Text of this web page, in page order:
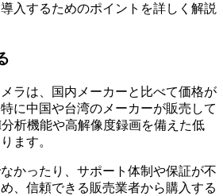
入するためのポイントを詳しく解説
ラは、国内メーカーと比べて価格が
に中国や台湾のメーカーが販売して
析機能や高解像度録画を備えた低
ます。
かったり、サポート体制や保証が不
、信頼できる販売業者から購入する